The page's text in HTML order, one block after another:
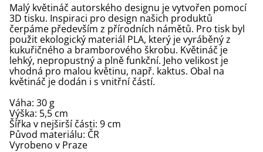
Malý květináč autorského designu je vytvořen pomocí
3D tisku. Inspiraci pro design našich produktů
čerpáme především z přírodních námětů. Pro tisk byl
použit ekologický materiál PLA, který je vyráběný z
kukuřičného a bramborového škrobu. Květináč je
lehký, nepropustný a plně funkční. Jeho velikost je
vhodná pro malou květinu, např. kaktus. Obal na
květináč je dodán i s vnitřní částí.
Váha: 30 g
Výška: 5,5 cm
Šířka v nejširší části: 9 cm
Původ materiálu: ČR
Vyrobeno v Praze